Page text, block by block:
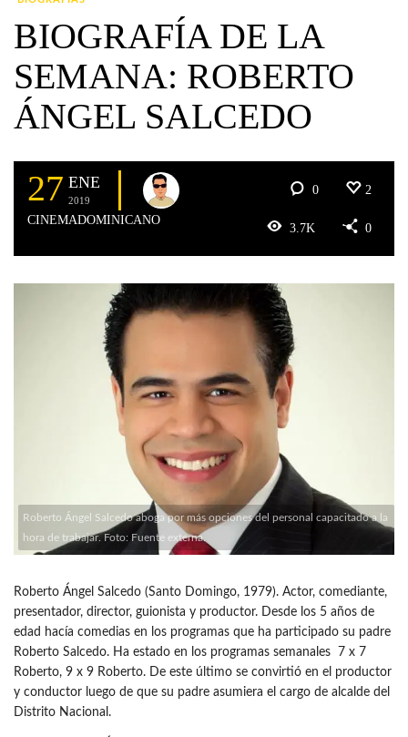
BIOGRAFÍA DE LA
SEMANA: ROBERTO
ÁNGEL SALCEDO
27 ENE
2019
CINEMADOMINICANO
0 2
3.7K 0
Roberto Ángel Salcedo aboga por más opciones del personal capacitado a la
hora de trabajar. Foto: Fuente externa.
Roberto Ángel Salcedo (Santo Domingo, 1979). Actor, comediante,
presentador, director, guionista y productor. Desde los 5 años de
edad hacía comedias en los programas que ha participado su padre
Roberto Salcedo. Ha estado en los programas semanales 7 x 7
Roberto, 9 x 9 Roberto. De este último se convirtió en el productor
y conductor luego de que su padre asumiera el cargo de alcalde del
Distrito Nacional.